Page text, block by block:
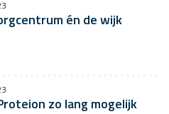
én de wijk
zo lang mogelijk